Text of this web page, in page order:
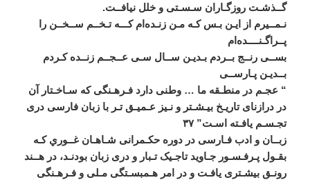
گــذشـت روزگـاران سـسـتی و خلل نيافــت.
نـمــيرم از ايـن بـس کـه مـن زنـده ام کـــه تـخــم ســخــن را
پــراگـنــــده ام
بســی رنــج بــردم بـديـن ســال سـی عــجــم زنــده کـردم
بــديـن پـارســی
“ عجـم در منطـقه ما …وطنی دارد فـرهـنگی که سـاخـتار
آن
در درازنای تاريـخ بيـشـتر و نـيز عـميـق ‌تـر با زبان فارسی دری
تجـسـم يافـته اسـت”۳۷
زبــان و ادب فـارسی در دوره حکـمرانی شـاهـان غــوري کـه
بقـول پـرفـسـور جـاويد تاجـيک ‌تـبار و دری ‌زبان بودنـد، در هــند
رونـق بيشـتری يافـت و در امر هـمبسـتگی مـلی و فـرهـنگی